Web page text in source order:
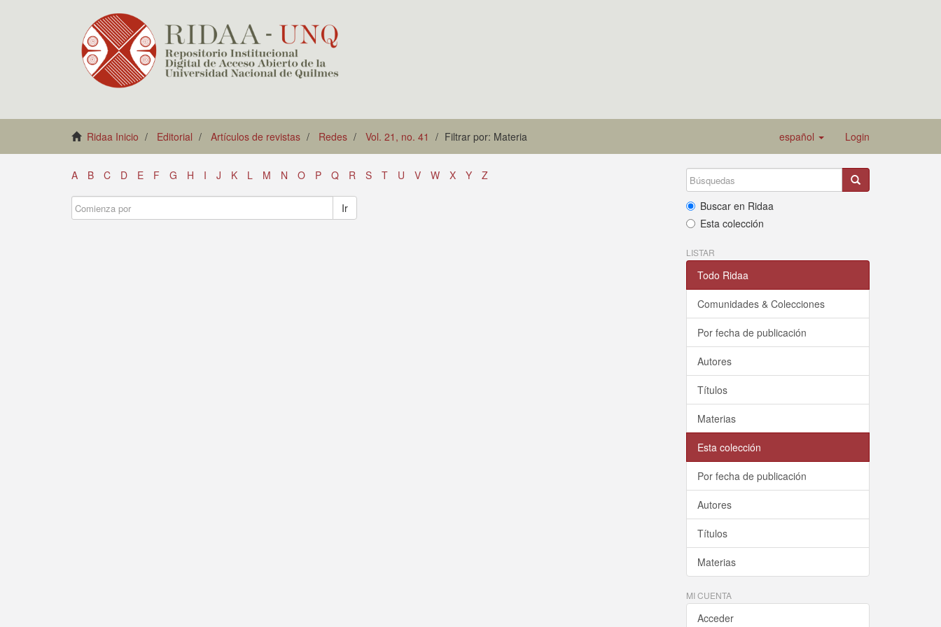
Ridaa Inicio Editorial Artículos de revistas Redes Vol. 21, no. 41 Filtrar por: Materia español Login
A B C D E F G H I J K L M N O P Q R S T U V W X Y Z
Ir
Buscar en Ridaa
Esta colección
LISTAR
Todo Ridaa
Comunidades & Colecciones
Por fecha de publicación
Autores
Títulos
Materias
Esta colección
Por fecha de publicación
Autores
Títulos
Materias
MI CUENTA
Acceder